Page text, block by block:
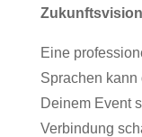
Eine
Sprachen kann
Deinem Event
Verbindung